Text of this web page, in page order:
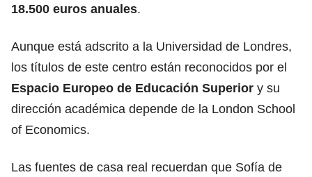
18.500 euros anuales.
Aunque está adscrito a la Universidad de Londres,
los títulos de este centro están reconocidos por el
Espacio Europeo de Educación Superior y su
dirección académica depende de la London School
of Economics.
Las fuentes de casa real recuerdan que Sofía de